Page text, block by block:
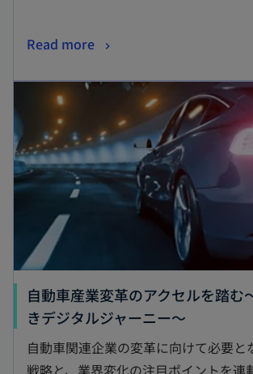
Read more
い
ブ
開
く
自動車産業変革のアクセルを踏む
きデジタルジャーニー～
し
い
自動車関連企業の変革に向けて必要と
戦略と、業界変化の注目ポイントを連